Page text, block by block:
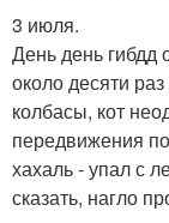
3 июля.
День день
около десяти
колбасы, кот
передвижения
хахаль - упал с
сказать, нагло